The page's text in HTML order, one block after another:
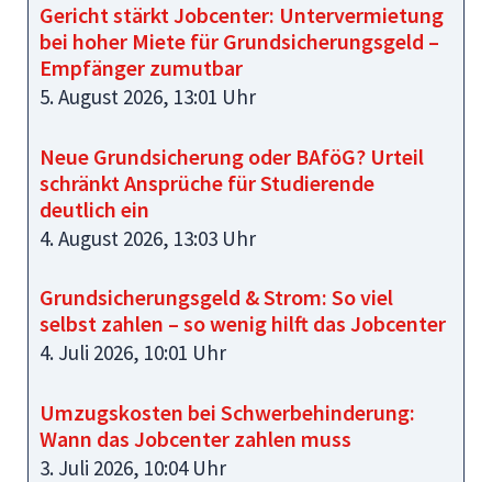
Gericht stärkt Jobcenter: Untervermietung
bei hoher Miete für Grundsicherungsgeld –
Empfänger zumutbar
5. August 2026, 13:01 Uhr
Neue Grundsicherung oder BAföG? Urteil
schränkt Ansprüche für Studierende
deutlich ein
4. August 2026, 13:03 Uhr
Grundsicherungsgeld & Strom: So viel
selbst zahlen – so wenig hilft das Jobcenter
4. Juli 2026, 10:01 Uhr
Umzugskosten bei Schwerbehinderung:
Wann das Jobcenter zahlen muss
3. Juli 2026, 10:04 Uhr